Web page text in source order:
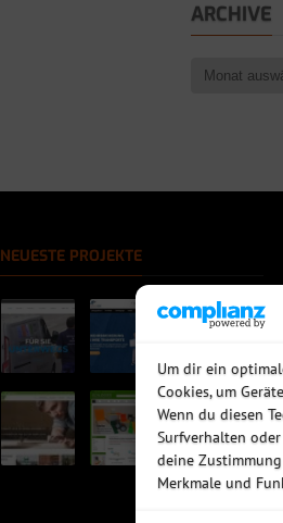
Um dir ein
Cookies, um
Wenn du diesen
Surfverhalten
deine
Merkmale und
ARCHIVE
NEUESTE PROJEKTE